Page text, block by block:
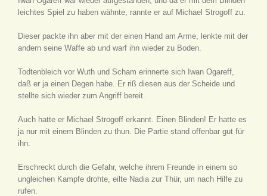
leichtes Spiel zu haben wähnte, rannte er auf Michael Strogoff zu.
Dieser packte ihn aber mit der einen Hand am Arme, lenkte mit der
andern seine Waffe ab und warf ihn wieder zu Boden.
Todtenbleich vor Wuth und Scham erinnerte sich Iwan Ogareff,
daß er ja einen Degen habe. Er riß diesen aus der Scheide und
stellte sich wieder zum Angriff bereit.
Auch hatte er Michael Strogoff erkannt. Einen Blinden! Er hatte es
ja nur mit einem Blinden zu thun. Die Partie stand offenbar gut für
ihn.
Erschreckt durch die Gefahr, welche ihrem Freunde in einem so
ungleichen Kampfe drohte, eilte Nadia zur Thür, um nach Hilfe zu
rufen.